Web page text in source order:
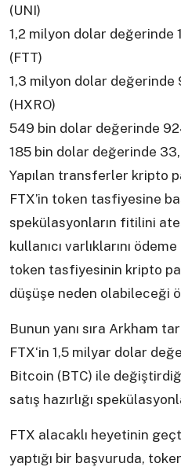
(UNI)
1,2 milyon dolar değerinde
(FTT)
1,3 milyon dolar değerinde
(HXRO)
549 bin dolar değerinde
185 bin dolar değerinde
Yapılan transferler kripto
FTX’in token tasfiyesine
spekülasyonların fitilini
kullanıcı varlıklarını
token tasfiyesinin kripto
düşüşe neden olabileceği
Bunun yanı sıra Arkham
FTX‘in 1,5 milyar dolar
Bitcoin (BTC) ile
satış hazırlığı
FTX alacaklı heyetinin
yaptığı bir başvuruda,